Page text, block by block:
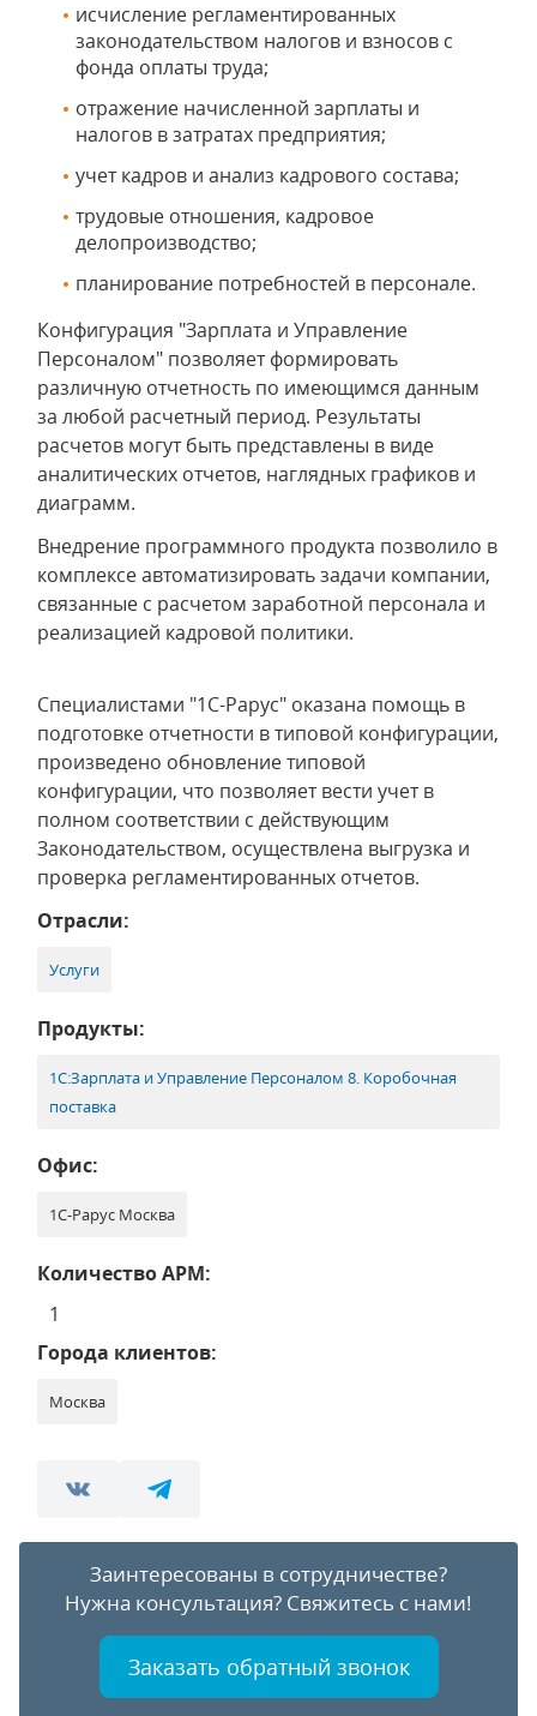
исчисление регламентированных
законодательством налогов и взносов с
фонда оплаты труда;
отражение начисленной зарплаты и
налогов в затратах предприятия;
учет кадров и анализ кадрового состава;
трудовые отношения, кадровое
делопроизводство;
планирование потребностей в персонале.
Конфигурация "Зарплата и Управление
Персоналом" позволяет формировать
различную отчетность по имеющимся данным
за любой расчетный период. Результаты
расчетов могут быть представлены в виде
аналитических отчетов, наглядных графиков и
диаграмм.
Внедрение программного продукта позволило в
комплексе автоматизировать задачи компании,
связанные с расчетом заработной персонала и
реализацией кадровой политики.
Специалистами "1С-Рарус" оказана помощь в
подготовке отчетности в типовой конфигурации,
произведено обновление типовой
конфигурации, что позволяет вести учет в
полном соответствии с действующим
Законодательством, осуществлена выгрузка и
проверка регламентированных отчетов.
Отрасли:
Услуги
Продукты:
1С:Зарплата и Управление Персоналом 8. Коробочная
поставка
Офис:
1С-Рарус Москва
Количество АРМ:
1
Города клиентов:
Москва
Заинтересованы в сотрудничестве?
Нужна консультация? Свяжитесь с нами!
Заказать обратный звонок